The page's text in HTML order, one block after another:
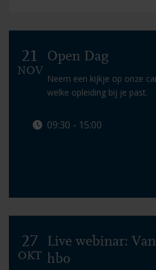
Open Dag
21
NOV
Neem een kijkje op onze
welke opleiding bij je past.
09:30 - 15:00
Live webinar:
hbo
27
OKT